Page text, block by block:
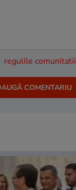
regulile comunitatii